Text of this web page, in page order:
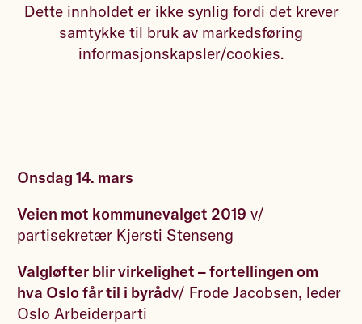
Dette innholdet er ikke synlig fordi det krever
samtykke til bruk av markedsføring
informasjonskapsler/cookies.
Onsdag 14. mars
Veien mot kommunevalget 2019 v/
partisekretær Kjersti Stenseng
Valgløfter blir virkelighet – fortellingen om
hva Oslo får til i byrådv/ Frode Jacobsen, leder
Oslo Arbeiderparti